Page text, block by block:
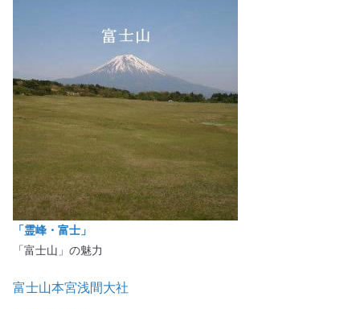
「霊峰・富士」
「富士山」の魅力
富士山本宮浅間大社